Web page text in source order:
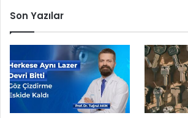
Son Yazılar